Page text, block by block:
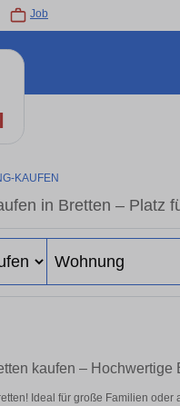
Job
KAUFEN
in Bretten – Platz
kaufen –
Ideal für große Familien oder